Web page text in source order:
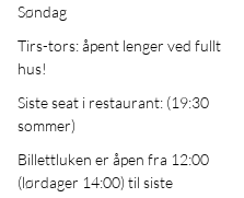
Søndag
Tirs-tors: åpent lenger ved fullt
hus!
Siste seat i restaurant: (19:30
sommer)
Billettluken er åpen fra 12:00
(lørdager 14:00) til siste